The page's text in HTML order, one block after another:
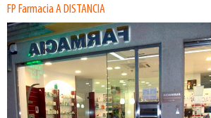
FP Farmacia A DISTANCIA